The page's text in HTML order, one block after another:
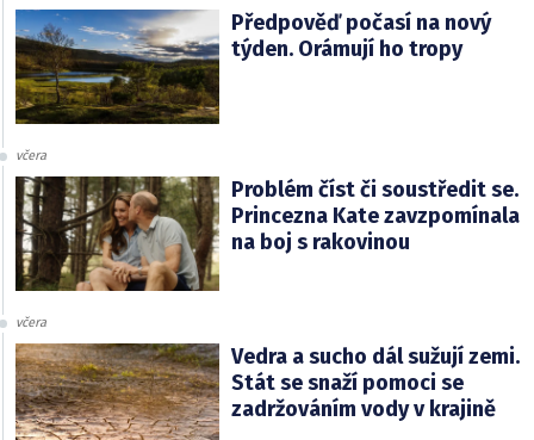
Předpověď počasí na nový
týden. Orámují ho tropy
včera
Problém číst či soustředit se.
Princezna Kate zavzpomínala
na boj s rakovinou
včera
Vedra a sucho dál sužují zemi.
Stát se snaží pomoci se
zadržováním vody v krajině